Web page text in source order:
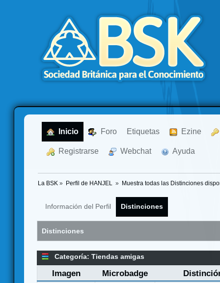
Inicio Foro Etiquetas Ezine
Registrarse Webchat Ayuda
La BSK » Perfil de HANJEL » Muestra todas las Distinciones
Información del Perfil Distinciones
Distinciones
Categoría: Tiendas amigas
Imagen Microbadge